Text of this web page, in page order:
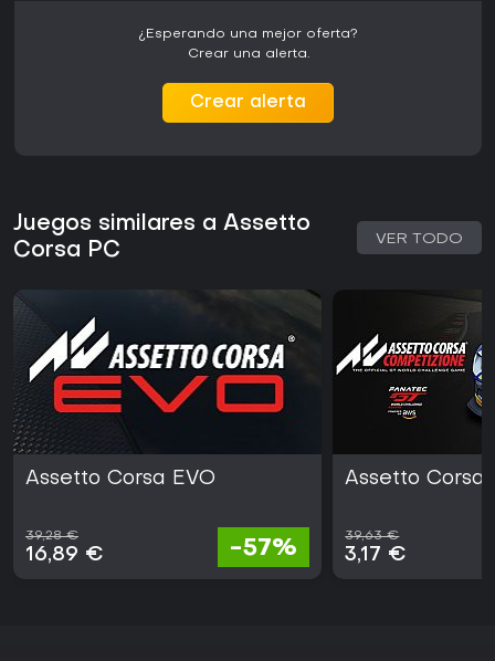
¿Esperando una mejor oferta?
Crear una alerta.
Crear alerta
Juegos similares a Assetto
Corsa PC
VER TODO
Assetto Corsa EVO
39,28 €
16,89 € -57%
Assetto Corsa
39,63 €
3,17 €